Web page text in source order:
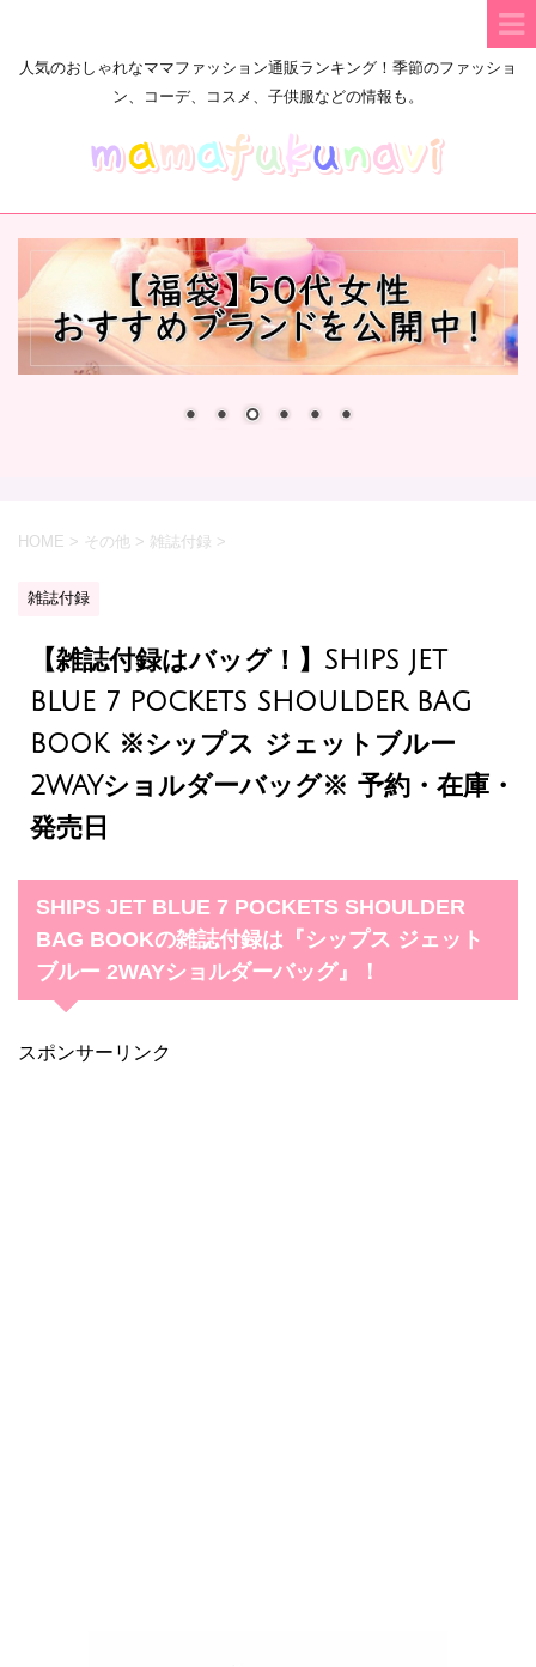
人気のおしゃれなママファッション通販ランキング！季節のファッショ
ン、コーデ、コスメ、子供服などの情報も。
HOME > その他 > 雑誌付録 >
雑誌付録
【雑誌付録はバッグ！】SHIPS JET
BLUE 7 POCKETS SHOULDER BAG
BOOK ※シップス ジェットブルー
2WAYショルダーバッグ※ 予約・在庫・
発売日
SHIPS JET BLUE 7 POCKETS SHOULDER
BAG BOOKの雑誌付録は『シップス ジェット
ブルー 2WAYショルダーバッグ』！
スポンサーリンク